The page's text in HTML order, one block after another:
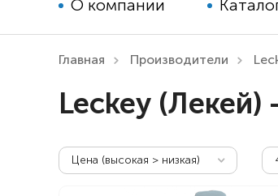
О компании
реабилитации для детей
реабилитации для взрослых
Главная Производители
Leckey (Лекей)
Цена (высокая > низкая)